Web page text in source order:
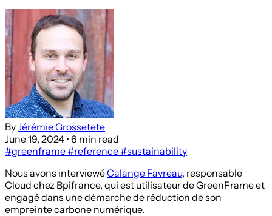
ByJérémie Grossetete
June 19, 2024 • 6 min read
#greenframe#reference#sustainability
Nous avons interviewéCalange Favreau, responsable
Cloud chez Bpifrance, qui est utilisateur de GreenFrame et
engagé dans une démarche de réduction de son
empreinte carbone numérique.